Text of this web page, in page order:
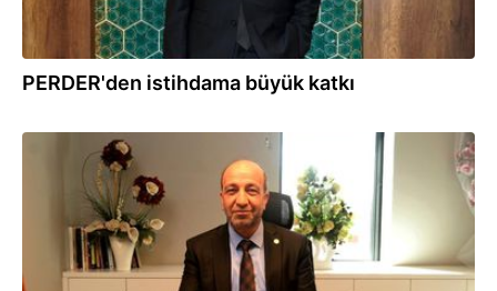
PERDER'den istihdama büyük katkı
23.02.2021